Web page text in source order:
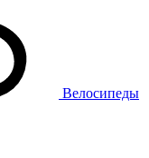
Велосипеды